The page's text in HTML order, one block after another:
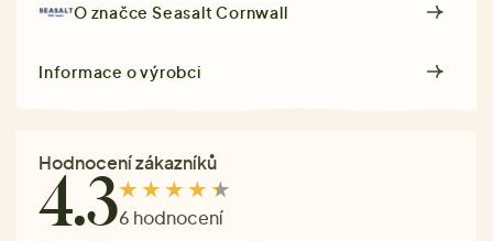
O značceSeasalt Cornwall
Informace o výrobci
Hodnocení zákazníků
4.36 hodnocení